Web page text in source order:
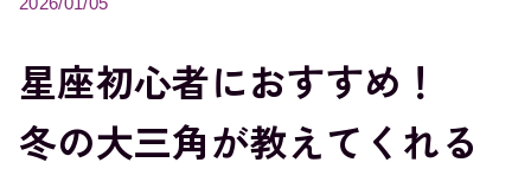
星座初心者におすすめ！
冬の大三角が教えてくれる